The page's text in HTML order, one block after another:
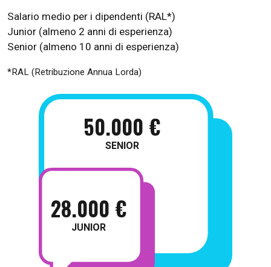
Salario medio per i dipendenti (RAL*)
Junior (almeno 2 anni di esperienza)
Senior (almeno 10 anni di esperienza)
*RAL (Retribuzione Annua Lorda)
28.000 €
JUNIOR
50.000 €
SENIOR